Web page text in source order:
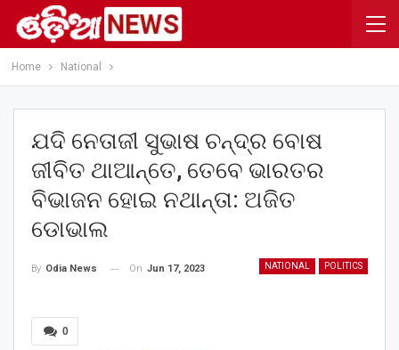
Home National
ଯଦି ନେତାଜୀ ସୁଭାଷ ଚନ୍ଦ୍ର ବୋଷ
ଜୀବିତ ଥାଆନ୍ତେ, ତେବେ ଭାରତର
ବିଭାଜନ ହୋଇ ନଥାନ୍ତା: ଅଜିତ
ଡୋଭାଲ
NATIONAL POLITICS
By Odia News On Jun 17, 2023
0